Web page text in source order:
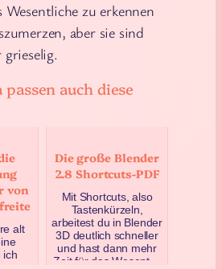
zu erkennen
aber sie sind
auch diese
von
alt
ich
Die große Blender
2.8 Shortcuts-PDF
Mit Shortcuts, also
Tastenkürzeln,
arbeitest du in Blender
3D deutlich schneller
und hast dann mehr
Zeit für das Wesent…